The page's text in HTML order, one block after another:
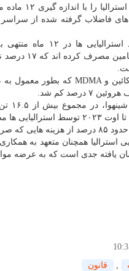
مصرف مواد مخدر در
های فاضلاب گرفته شده از
میلادی ۱۰.۵ تن
درصد کم شد.
را تشکیل می دهد.
استرالیا همچنان متعهد به
یافته جدی است که به عرضه مواد
قانون